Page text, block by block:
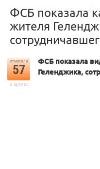
ФСБ показала
жителя
отметили
57
в архиве
ФСБ показала
Геленджика,